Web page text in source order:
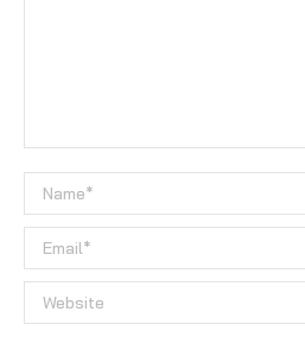
Name *
Email *
Website